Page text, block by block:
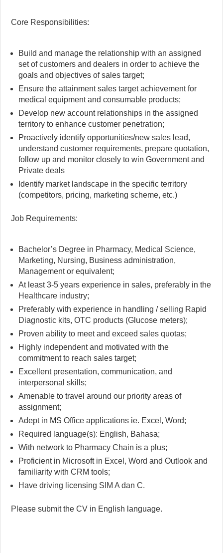
Core Responsibilities:
Build and manage the relationship with an assigned
set of customers and dealers in order to achieve the
goals and objectives of sales target;
Ensure the attainment sales target achievement for
medical equipment and consumable products;
Develop new account relationships in the assigned
territory to enhance customer penetration;
Proactively identify opportunities/new sales lead,
understand customer requirements, prepare quotation,
follow up and monitor closely to win Government and
Private deals
Identify market landscape in the specific territory
(competitors, pricing, marketing scheme, etc.)
Job Requirements:
Bachelor’s Degree in Pharmacy, Medical Science,
Marketing, Nursing, Business administration,
Management or equivalent;
At least 3-5 years experience in sales, preferably in the
Healthcare industry;
Preferably with experience in handling / selling Rapid
Diagnostic kits, OTC products (Glucose meters);
Proven ability to meet and exceed sales quotas;
Highly independent and motivated with the
commitment to reach sales target;
Excellent presentation, communication, and
interpersonal skills;
Amenable to travel around our priority areas of
assignment;
Adept in MS Office applications ie. Excel, Word;
Required language(s): English, Bahasa;
With network to Pharmacy Chain is a plus;
Proficient in Microsoft in Excel, Word and Outlook and
familiarity with CRM tools;
Have driving licensing SIM A dan C.
Please submit the CV in English language.